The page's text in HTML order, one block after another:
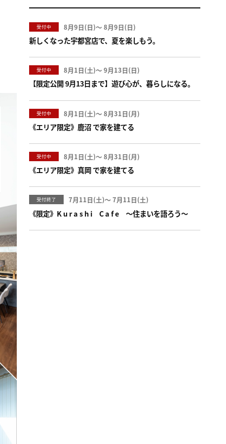
受付中 8月9日( )〜 8月9日( )
新しくなった宇都宮店で、夏を楽しもう。
受付中 8月1日( )〜 9月13日( )
【限定公開 9月13日まで】遊び心が、暮らしになる。
受付中 8月1日( )〜 8月31日( )
《エリア限定》鹿沼 で家を建てる
受付中 8月1日( )〜 8月31日( )
《エリア限定》真岡 で家を建てる
受付終了 7月11日( )〜 7月11日( )
《限定》K u r a s h i C a f e ～住まいを語ろう～